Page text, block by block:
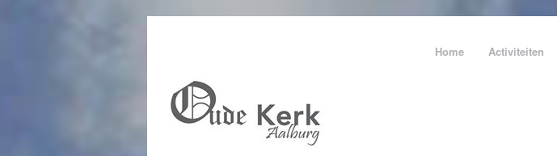
Home Activiteiten